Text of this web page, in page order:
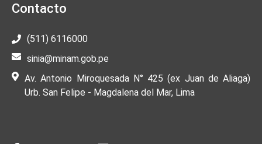
Contacto
(511) 6116000
sinia@minam.gob.pe
Av. Antonio Miroquesada N° 425 (ex Juan de Aliaga)
Urb. San Felipe - Magdalena del Mar, Lima